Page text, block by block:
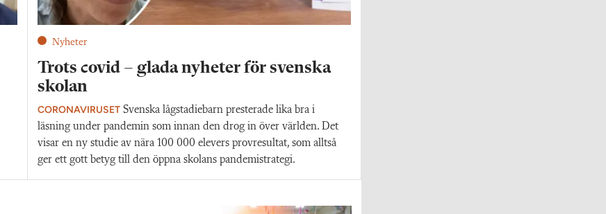
Nyheter
Trots covid – glada nyheter för svenska
skolan
CORONAVIRUSET Svenska lågstadiebarn presterade lika bra i
läsning under pandemin som innan den drog in över världen. Det
visar en ny studie av nära 100 000 elevers provresultat, som alltså
ger ett gott betyg till den öppna skolans pandemistrategi.